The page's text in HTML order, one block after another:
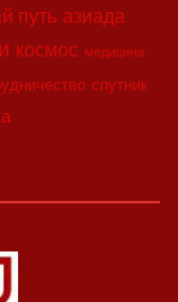
путь азиада
космос медицина
спутник